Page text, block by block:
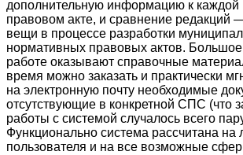
дополнительную информацию к
правовом акте, и сравнение редакций
вещи в процессе разработки
нормативных правовых актов.
работе оказывают справочные
время можно заказать и практически
на электронную почту необходимые
отсутствующие в конкретной СПС (что
работы с системой случалось всего
Функционально система рассчитана на
пользователя и на все возможные